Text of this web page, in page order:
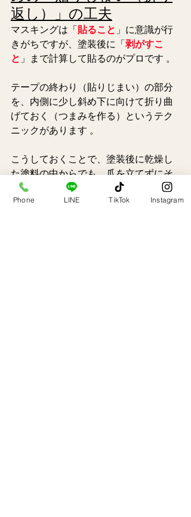
返し）」の工夫
マスキングは「貼ること 」に意識が行
きがちですが、塗装後に「剥がすこ
と 」まで計算して貼るのがプロです 。
テープの終わり（貼りじまい）の部分
を、内側に少し斜め下に向けて折り曲
げておく（つまみを作る）というテク
ニックがあります 。
こうしておくことで、塗装後に乾燥し
た塗料の中からでも、爪を立てずにそ
の折り目を引っ張るだけで、手際よく
一気に剥がすことができます 。
Phone LINE TikTok Instagram